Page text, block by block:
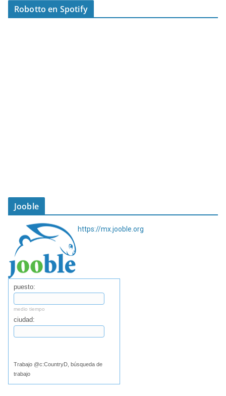
Robotto en Spotify
Jooble
https://mx.jooble.org
puesto:
medio tiempo
ciudad:
Trabajo @c:CountryD, búsqueda de
trabajo